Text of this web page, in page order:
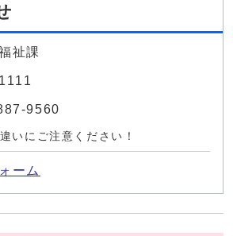
祉課
9560
いにご注意ください！
ーム